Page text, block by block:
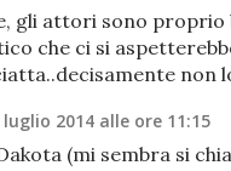
gli attori sono
che ci si
non
luglio 2014 alle ore 11:15
(mi sembra si